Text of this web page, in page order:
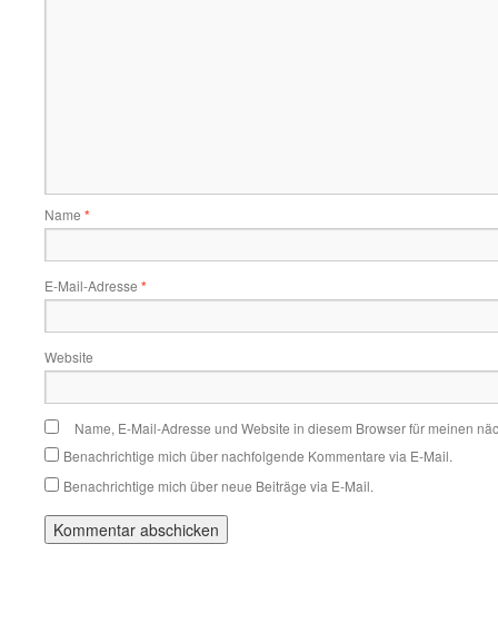
Name *
E-Mail-Adresse *
Website
Name, E-Mail-Adresse und Website in diesem Browser für meinen
Benachrichtige mich über nachfolgende Kommentare via E-Mail.
Benachrichtige mich über neue Beiträge via E-Mail.